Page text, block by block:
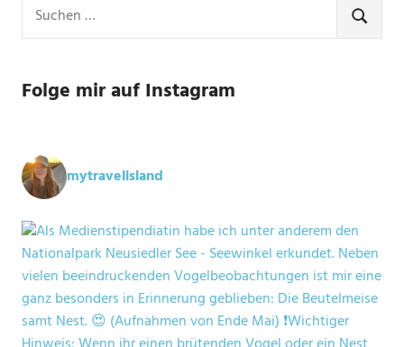
nach:
SUCHEN
Folge mir auf Instagram
mytravelisland